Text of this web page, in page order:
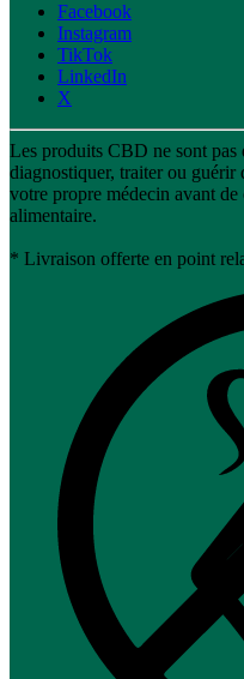
Facebook
Instagram
TikTok
LinkedIn
X
Les produits CBD ne sont pas
diagnostiquer, traiter ou guérir
votre propre médecin avant
alimentaire.
* Livraison offerte en point